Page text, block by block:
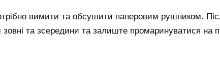
вимити та обсушити паперовим рушником.
та зсередини та залиште промаринуватися на